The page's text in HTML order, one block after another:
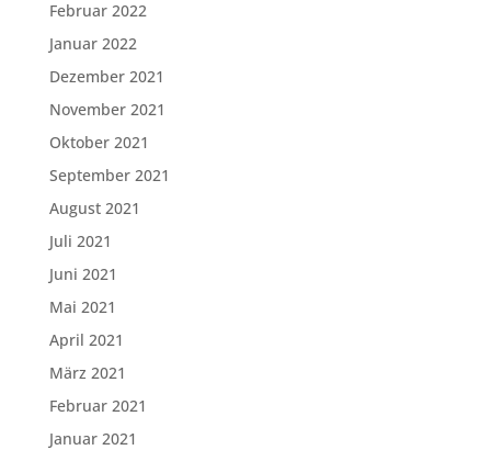
Februar 2022
Januar 2022
Dezember 2021
November 2021
Oktober 2021
September 2021
August 2021
Juli 2021
Juni 2021
Mai 2021
April 2021
März 2021
Februar 2021
Januar 2021